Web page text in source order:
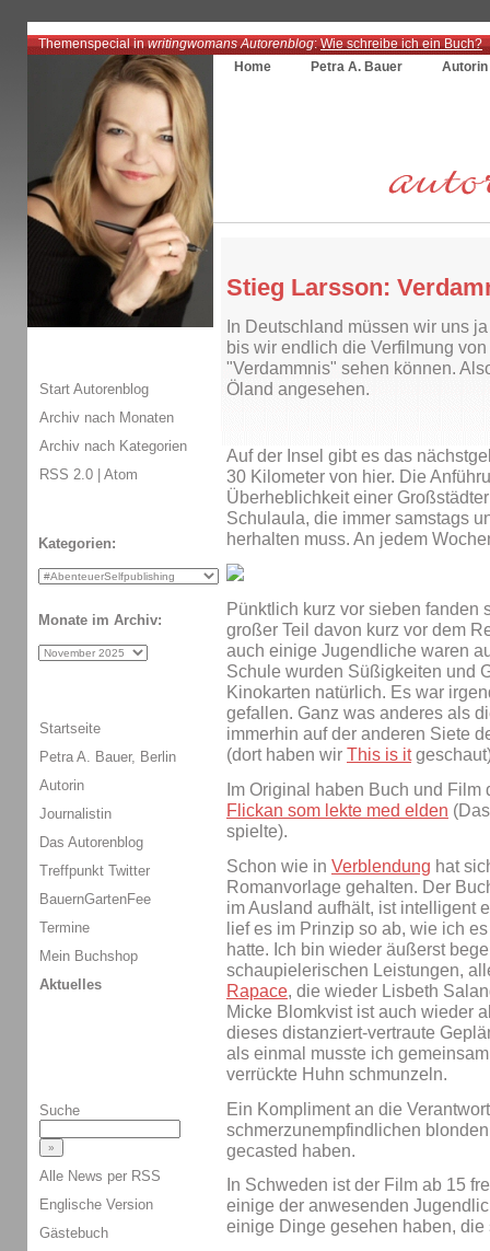
Themenspecial inwritingwomans Autorenblog:Wie schreibe ich ein Buch?
Home
Petra A. Bauer Autorin
Stieg Larsson:
In Deutschland müssen wir uns
bis wir endlich die Verfilmung
"Verdammnis" sehen können.
Öland angesehen.
Auf der Insel gibt es das
30 Kilometer von hier. Die
Überheblichkeit einer
Schulaula, die immer samstags
herhalten muss. An jedem
Pünktlich kurz vor sieben fanden
großer Teil davon kurz vor dem
auch einige Jugendliche waren
Schule wurden Süßigkeiten und
Kinokarten natürlich. Es war
gefallen. Ganz was anderes als
immerhin auf der anderen Siete
(dort haben wir This is it
Im Original haben Buch und
Flickan som lekte med elden
spielte).
Schon wie in Verblendung hat
Romanvorlage gehalten. Der
im Ausland aufhält, ist intelligent
lief es im Prinzip so ab, wie ich
hatte. Ich bin wieder äußerst
schaupielerischen Leistungen,
Rapace, die wieder Lisbeth
Micke Blomkvist ist auch wieder
dieses distanziert-vertraute
als einmal musste ich
verrückte Huhn schmunzeln.
Ein Kompliment an die
schmerzunempfindlichen
gecasted haben.
In Schweden ist der Film ab 15
einige der anwesenden
einige Dinge gesehen haben,
Start Autorenblog
Archiv nach Monaten
Archiv nach Kategorien
RSS 2.0 | Atom
Kategorien:
Monate im Archiv:
Startseite
Petra A. Bauer, Berlin
Autorin
Journalistin
Das Autorenblog
Treffpunkt Twitter
BauernGartenFee
Termine
Mein Buchshop
Aktuelles
Suche
Alle News per RSS
Englische Version
Gästebuch